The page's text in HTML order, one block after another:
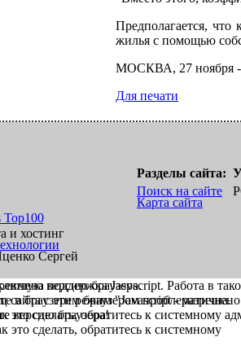
Предполагается, что
жилья с помощью
МОСКВА, 27 ноября
Для печати
и хостинг
Сергей
Разделы сайта:
Поиск на сайте
Карта сайта
поддержка Jasvscript. Работа в
в браузере режим "Javascript -
это сделать, обратитесь к системному
версию браузера.
сайта с этим браузером проблематична.
версию браузера!
это сделать, обратитесь к системному